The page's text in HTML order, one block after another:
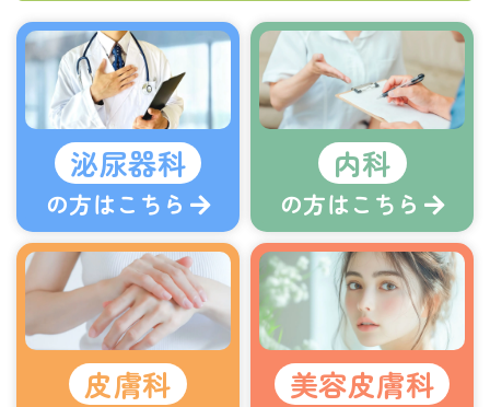
泌尿器科
の方はこちら
内科
の方はこちら
皮膚科 美容皮膚科